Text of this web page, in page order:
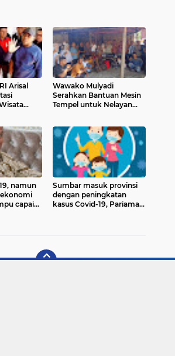
Arisal
Wawako Mulyadi
Serahkan Bantuan Mesin
Tempel untuk Nelayan
namun
capai
Sumbar masuk provinsi
dengan peningkatan
kasus Covid-19, Pariaman